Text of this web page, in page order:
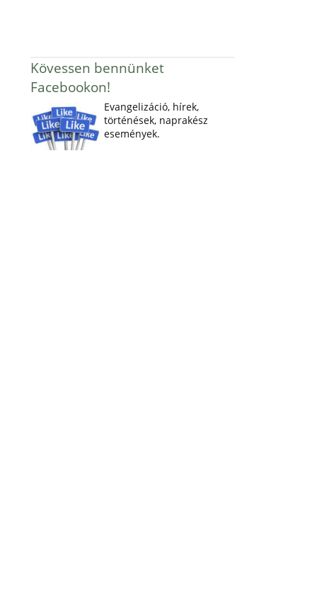
Kövessen bennünket
Facebookon!
Evangelizáció, hírek,
történések, naprakész
események.